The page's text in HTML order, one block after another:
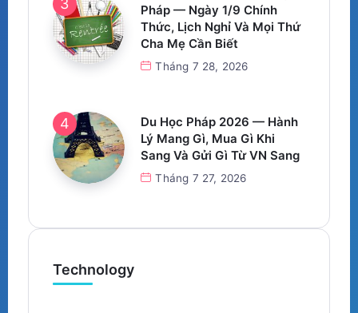
Pháp — Ngày 1/9 Chính
Thức, Lịch Nghỉ Và Mọi Thứ
Cha Mẹ Cần Biết
Tháng 7 28, 2026
Du Học Pháp 2026 — Hành
Lý Mang Gì, Mua Gì Khi
Sang Và Gửi Gì Từ VN Sang
Tháng 7 27, 2026
Technology